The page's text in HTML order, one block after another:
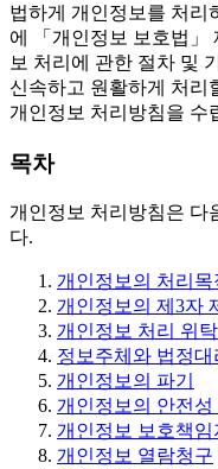
법하게 개인정보를 처리
에 「개인정보 보호법」
보 처리에 관한 절차 및
신속하고 원활하게 처리
개인정보 처리방침을 수
목차
개인정보 처리방침은 다
다.
개인정보의 처리
개인정보의 제3자
개인정보 처리 위탁
정보주체와 법정대
개인정보의 파기
개인정보의 안전성
개인정보 보호책임
개인정보 열람청구